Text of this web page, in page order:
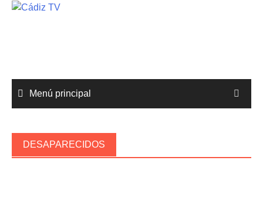
Saltar
Menú principal
DESAPARECIDOS